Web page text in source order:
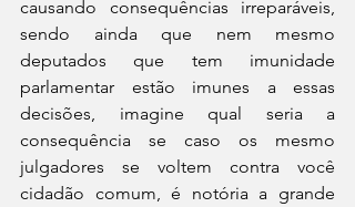
causando consequências irreparáveis,
sendo ainda que nem mesmo
deputados que tem imunidade
parlamentar estão imunes a essas
decisões, imagine qual seria a
consequência se caso os mesmo
julgadores se voltem contra você
cidadão comum, é notória a grande